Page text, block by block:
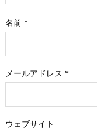
名前 *
メールアドレス *
ウェブサイト